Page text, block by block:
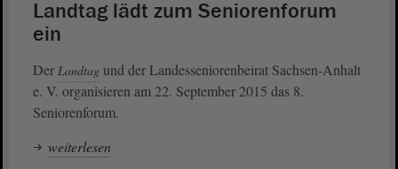
Landtag lädt zum Seniorenforum
ein
Der Landtag und der Landesseniorenbeirat Sachsen-Anhalt
e. V. organisieren am 22. September 2015 das 8.
Seniorenforum.
weiterlesen